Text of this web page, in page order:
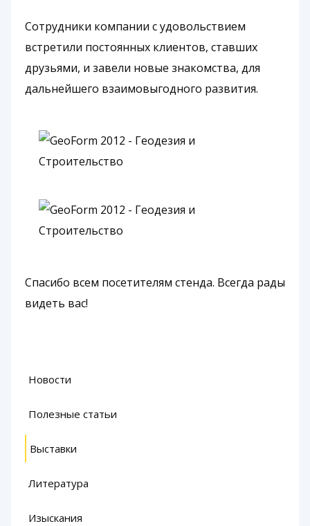
Cотрудники компании с удовольствием
встретили постоянных клиентов, ставших
друзьями, и завели новые знакомства, для
дальнейшего взаимовыгодного развития.
Спасибо всем посетителям стенда. Всегда рады
видеть вас!
Новости
Полезные статьи
Выставки
Литература
Изыскания